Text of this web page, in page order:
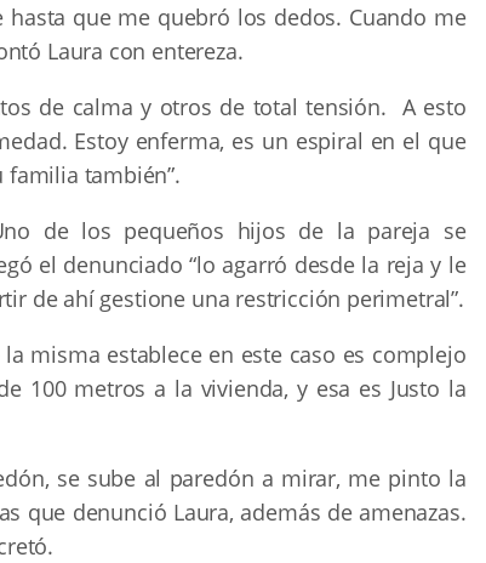
que me quebró los dedos. Cuando me
Laura con entereza.
de calma y otros de total tensión. A esto
Estoy enferma, es un espiral en el que
familia también”.
de los pequeños hijos de la pareja se
el denunciado “lo agarró desde la reja y le
de ahí gestione una restricción perimetral”.
misma establece en este caso es complejo
100 metros a la vivienda, y esa es Justo la
se sube al paredón a mirar, me pinto la
que denunció Laura, además de amenazas.